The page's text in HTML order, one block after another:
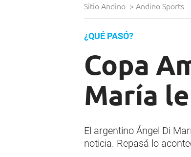
Sitio Andino > Andino Sports
¿QUÉ PASÓ?
Copa
María
El argentino Ángel Di
noticia. Repasá lo